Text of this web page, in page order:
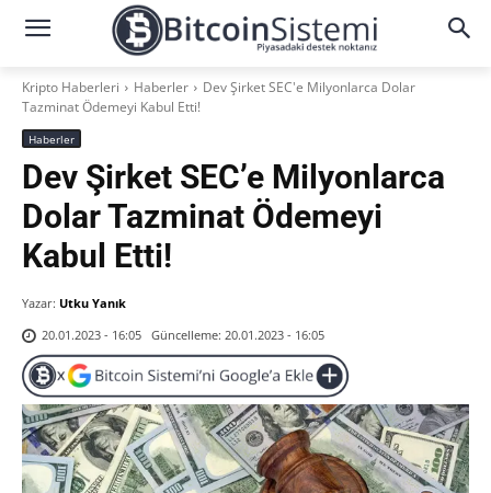
Kripto Haberleri Haberler
Dev Şirket SEC'e Milyonlarca Dolar
Tazminat Ödemeyi Kabul Etti!
Haberler
Dev Şirket SEC’e Milyonlarca
Dolar Tazminat Ödemeyi
Kabul Etti!
Yazar: Utku Yanık
20.01.2023 - 16:05 Güncelleme: 20.01.2023 - 16:05